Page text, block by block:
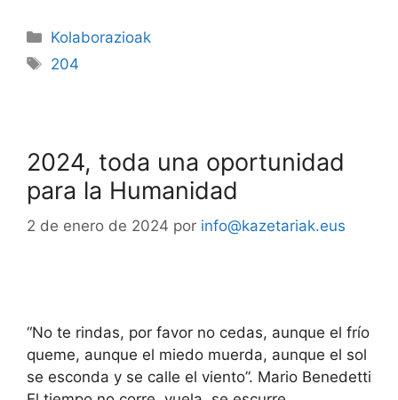
Kolaborazioak
204
2024, toda una oportunidad
para la Humanidad
2 de enero de 2024 por info@kazetariak.eus
“No te rindas, por favor no cedas, aunque el frío
queme, aunque el miedo muerda, aunque el sol
se esconda y se calle el viento”. Mario Benedetti